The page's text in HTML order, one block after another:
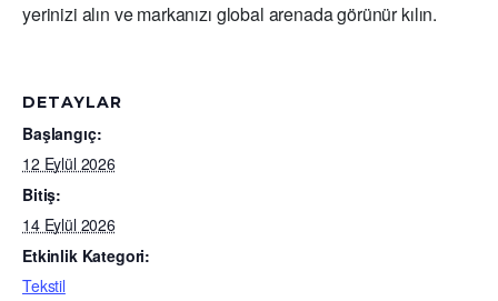
yerinizi alın ve markanızı global arenada görünür kılın.
DETAYLAR
Başlangıç:
12 Eylül 2026
Bitiş:
14 Eylül 2026
Etkinlik Kategori:
Tekstil